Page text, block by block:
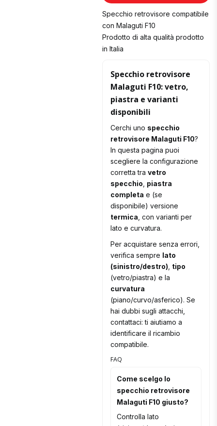
Carrello
Specchio retrovisore compatibile
con Malaguti F10
Prodotto di alta qualità prodotto
in Italia
Specchio retrovisore
Malaguti F10: vetro,
piastra e varianti
disponibili
Cerchi uno specchio
retrovisore Malaguti F10?
In questa pagina puoi
scegliere la configurazione
corretta travetro
specchio piastra
completa e (se
disponibile) versione
termica , con varianti per
lato e curvatura.
Per acquistare senza errori,
verifica sempre lato
(sinistro/destro) tipo
(vetro/piastra) e la
curvatura
(piano/curvo/asferico). Se
hai dubbi sugli attacchi,
contattaci: ti aiutiamo a
identificare il ricambio
compatibile.
FAQ
Come scelgo lo
specchio retrovisore
Malaguti F10 giusto?
Controlla lato